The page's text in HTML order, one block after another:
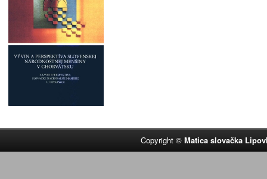
Copyright ©Matica slovačka